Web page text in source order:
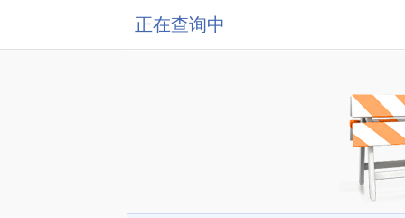
正在查询中